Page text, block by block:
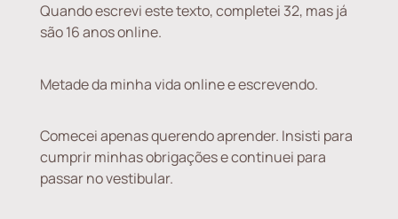
Quando escrevi este texto, completei 32, mas já
são 16 anos online.
Metade da minha vida online e escrevendo.
Comecei apenas querendo aprender. Insisti para
cumprir minhas obrigações e continuei para
passar no vestibular.